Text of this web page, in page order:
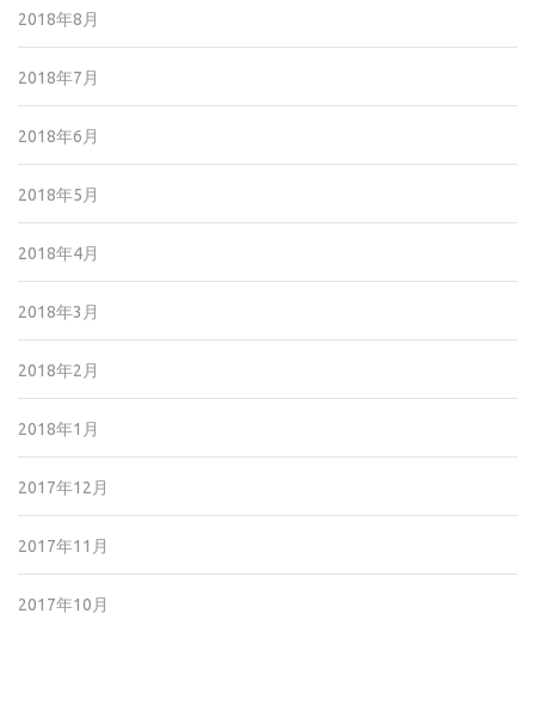
2018年8月
2018年7月
2018年6月
2018年5月
2018年4月
2018年3月
2018年2月
2018年1月
2017年12月
2017年11月
2017年10月